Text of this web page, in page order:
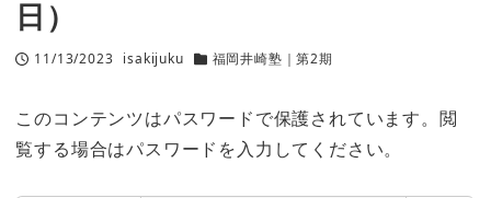
日）
投稿日
11/13/2023
著
isakijuku
カテゴリー
福岡井崎塾｜第2期
このコンテンツはパスワードで保護されています。閲
覧する場合はパスワードを入力してください。